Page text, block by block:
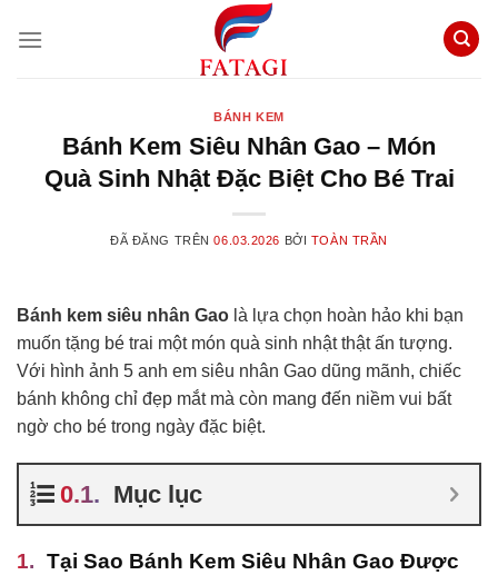
đến
BÁNH KEM
Bánh Kem Siêu Nhân Gao – Món
Quà Sinh Nhật Đặc Biệt Cho Bé Trai
ĐÃ ĐĂNG TRÊN06.03.2026 BỞI TOÀN TRẦN
Bánh kem siêu nhân Gao là lựa chọn hoàn hảo khi bạn
muốn tặng bé trai một món quà sinh nhật thật ấn tượng.
Với hình ảnh 5 anh em siêu nhân Gao dũng mãnh, chiếc
bánh không chỉ đẹp mắt mà còn mang đến niềm vui bất
ngờ cho bé trong ngày đặc biệt.
Mục lục
Tại Sao Bánh Kem Siêu Nhân Gao Được